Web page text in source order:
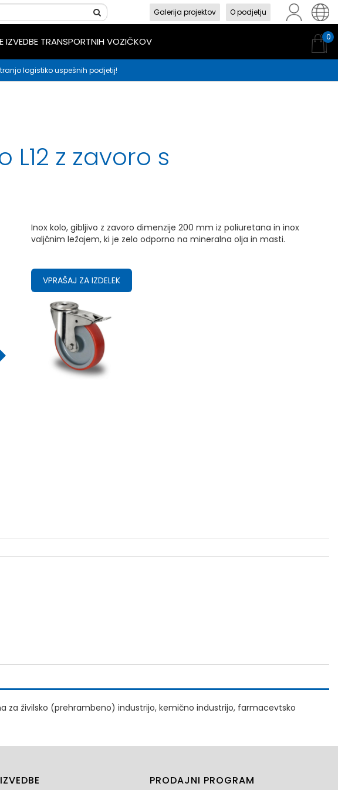
en
Galerija projektov O podjetju
IZVEDBE TRANSPORTNIH VOZIČKOV 0
logistiko uspešnih podjetij!
z zavoro s
Inox kolo, gibljivo z zavoro dimenzije 200 mm iz poliuretana in inox
valjčnim ležajem, ki je zelo odporno na mineralna olja in masti.
VPRAŠAJ ZA IZDELEK
za živilsko (prehrambeno) industrijo, kemično industrijo, farmacevtsko
PRODAJNI PROGRAM